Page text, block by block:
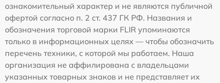
ознакомительный характер и не являются публичной
офертой согласно п. 2 ст. 437 ГК РФ. Названия и
обозначения торговой марки FLIR упоминаются
только в информационных целях — чтобы обозначить
перечень техники, с которой мы работаем. Наша
организация не аффилирована с владельцами
указанных товарных знаков и не представляет их